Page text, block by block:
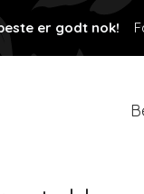
er godt nok!